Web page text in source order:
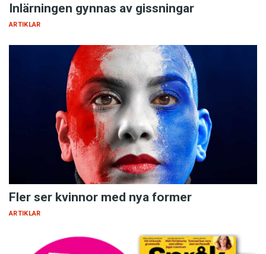
Inlärningen gynnas av gissningar
ARTIKLAR
Fler ser kvinnor med nya former
ARTIKLAR